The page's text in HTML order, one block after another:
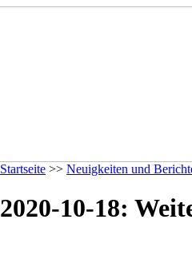
Startseite >> Neuigkeiten und
2020-10-18: